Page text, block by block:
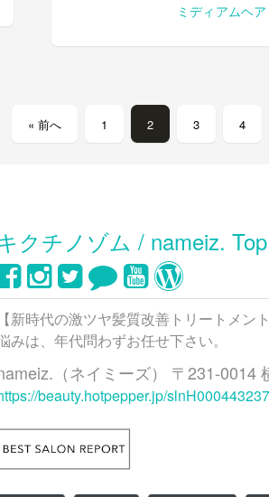
ミディアムヘア
« 前へ 1 2 3 4
クチノゾム / nameiz. Top
【新時代の激ツヤ髪質改善トリートメ
みは、年代問わずお任せ下さい。
（ネイミーズ） 〒231-0014
beauty.hotpepper.jp/